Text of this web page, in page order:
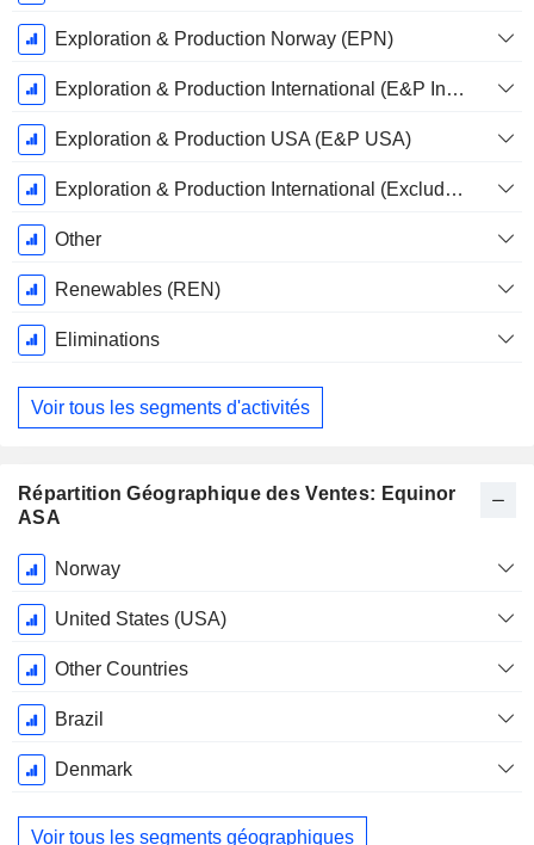
Fiscale:
Décembre
Exploration & Production Norway (EPN)
Exploration & Production International (E&P International)
Exploration & Production USA (E&P USA)
Exploration & Production International (Excluding E&P USA)
Other
Renewables (REN)
Eliminations
Voir tous les segments d'activités
Répartition Géographique des Ventes: Equinor
ASA
Période
Fiscale:
Décembre
Norway
United States (USA)
Other Countries
Brazil
Denmark
Voir tous les segments géographiques